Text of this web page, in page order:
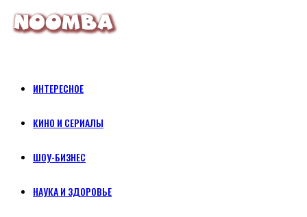
ИНТЕРЕСНОЕ
КИНО И СЕРИАЛЫ
ШОУ-БИЗНЕС
НАУКА И ЗДОРОВЬЕ